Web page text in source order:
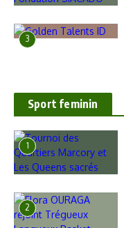
3
Sport feminin
1
2